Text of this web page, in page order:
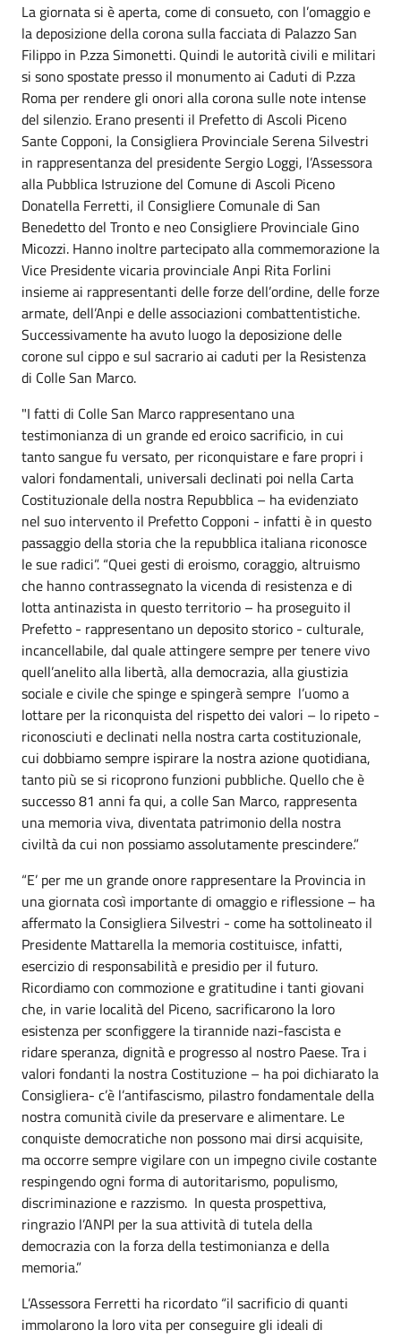
La giornata si è aperta, come di consueto, con l’omaggio e
la deposizione della corona sulla facciata di Palazzo San
Filippo in P.zza Simonetti. Quindi le autorità civili e militari
si sono spostate presso il monumento ai Caduti di P.zza
Roma per rendere gli onori alla corona sulle note intense
del silenzio. Erano presenti il Prefetto di Ascoli Piceno
Sante Copponi, la Consigliera Provinciale Serena Silvestri
in rappresentanza del presidente Sergio Loggi, l’Assessora
alla Pubblica Istruzione del Comune di Ascoli Piceno
Donatella Ferretti, il Consigliere Comunale di San
Benedetto del Tronto e neo Consigliere Provinciale Gino
Micozzi. Hanno inoltre partecipato alla commemorazione la
Vice Presidente vicaria provinciale Anpi Rita Forlini
insieme ai rappresentanti delle forze dell’ordine, delle forze
armate, dell’Anpi e delle associazioni combattentistiche.
Successivamente ha avuto luogo la deposizione delle
corone sul cippo e sul sacrario ai caduti per la Resistenza
di Colle San Marco.
"I fatti di Colle San Marco rappresentano una
testimonianza di un grande ed eroico sacrificio, in cui
tanto sangue fu versato, per riconquistare e fare propri i
valori fondamentali, universali declinati poi nella Carta
Costituzionale della nostra Repubblica – ha evidenziato
nel suo intervento il Prefetto Copponi - infatti è in questo
passaggio della storia che la repubblica italiana riconosce
le sue radici”. “Quei gesti di eroismo, coraggio, altruismo
che hanno contrassegnato la vicenda di resistenza e di
lotta antinazista in questo territorio – ha proseguito il
Prefetto - rappresentano un deposito storico - culturale,
incancellabile, dal quale attingere sempre per tenere vivo
quell’anelito alla libertà, alla democrazia, alla giustizia
sociale e civile che spinge e spingerà sempre l’uomo a
lottare per la riconquista del rispetto dei valori – lo ripeto -
riconosciuti e declinati nella nostra carta costituzionale,
cui dobbiamo sempre ispirare la nostra azione quotidiana,
tanto più se si ricoprono funzioni pubbliche. Quello che è
successo 81 anni fa qui, a colle San Marco, rappresenta
una memoria viva, diventata patrimonio della nostra
civiltà da cui non possiamo assolutamente prescindere.”
“E’ per me un grande onore rappresentare la Provincia in
una giornata così importante di omaggio e riflessione – ha
affermato la Consigliera Silvestri - come ha sottolineato il
Presidente Mattarella la memoria costituisce, infatti,
esercizio di responsabilità e presidio per il futuro.
Ricordiamo con commozione e gratitudine i tanti giovani
che, in varie località del Piceno, sacrificarono la loro
esistenza per sconfiggere la tirannide nazi-fascista e
ridare speranza, dignità e progresso al nostro Paese. Tra i
valori fondanti la nostra Costituzione – ha poi dichiarato la
Consigliera- c’è l’antifascismo, pilastro fondamentale della
nostra comunità civile da preservare e alimentare. Le
conquiste democratiche non possono mai dirsi acquisite,
ma occorre sempre vigilare con un impegno civile costante
respingendo ogni forma di autoritarismo, populismo,
discriminazione e razzismo. In questa prospettiva,
ringrazio l’ANPI per la sua attività di tutela della
democrazia con la forza della testimonianza e della
memoria.”
L’Assessora Ferretti ha ricordato “il sacrificio di quanti
immolarono la loro vita per conseguire gli ideali di